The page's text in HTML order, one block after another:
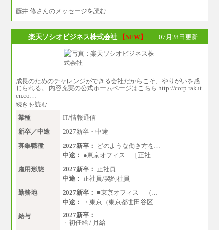
※上記全てのコースにおいて、退職金前払給：
※試用期間中も給与に変更はございません
中途：
■総合コース＜オープン採用（全国型）＞
大学院卒 月給35.3万円、四年制大学卒 月給3
3.7万円
■総合コース＜オープン採用（地域型）＞
大学院卒 月給33.3万円、四年制大学卒 月給3
1.7万円
四年制大学・大学院卒 月給26.8万円
短大・専門卒 月給24.0万円
※上記全てのコースにおいて、退職金前払給：
一律3.7万円を含む
※試用期間中も給与に変更はございません
上記の新卒給与を下限に、これまでの経験・ス
キルを考慮し、当社規定に従って決定いたしま
藤井 修さんのメッセージを読む
楽天ソシオビジネス株式会社 【NEW】 07月28日更新
成長のためのチャレンジができる会社だからこそ、やりがいを感
じられる。 内容充実の公式ホームページはこちら http://corp.rakut
en.co…
続きを読む
業種
IT/情報通信
新卒／中途
2027新卒・中途
募集職種
2027新卒：
どのような働き方を…
中途： ●東京オフィス ［正社…
雇用形態
2027新卒： 正社員
中途： 正社員/契約社員
勤務地
2027新卒： ■東京オフィス （…
中途：
・東京（東京都世田谷区…
給与
2027新卒：
・初任給 / 月給